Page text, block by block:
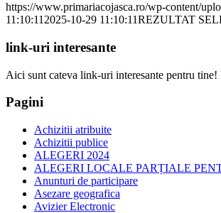
https://www.primariacojasca.ro/wp-content/
11:10:11 2025-10-29 11:10:11REZULTAT
link-uri interesante
Aici sunt cateva link-uri interesante pentru
Pagini
Achizitii atribuite
Achizitii publice
ALEGERI 2024
ALEGERI LOCALE PARȚIALE
Anunturi de participare
Asezare geografica
Avizier Electronic